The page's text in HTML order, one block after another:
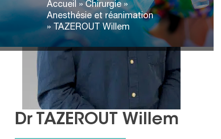
Accueil » Chirurgie»
Anesthésie et réanimation
» TAZEROUT Willem
Dr TAZEROUT Willem